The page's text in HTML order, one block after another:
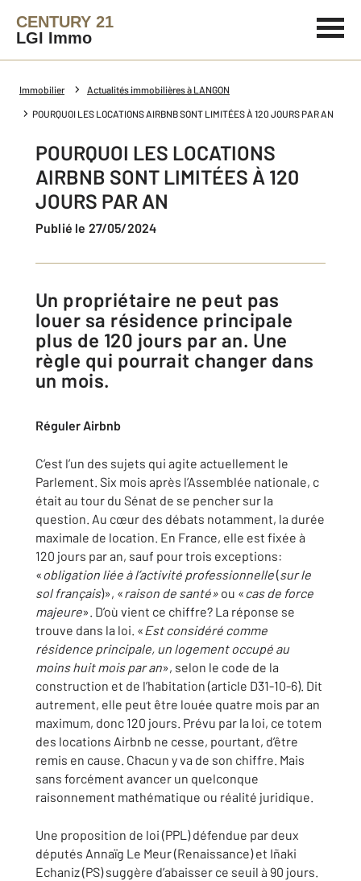
CENTURY 21
LGI Immo
Immobilier Actualités immobilières à LANGON
POURQUOI LES LOCATIONS AIRBNB SONT LIMITÉES À 120 JOURS PAR AN
POURQUOI LES LOCATIONS
AIRBNB SONT LIMITÉES À 120
JOURS PAR AN
Publié le 27/05/2024
Un propriétaire ne peut pas
louer sa résidence principale
plus de 120 jours par an. Une
règle qui pourrait changer dans
un mois.
Réguler Airbnb
C’est l’un des sujets qui agite actuellement le
Parlement. Six mois après l’Assemblée nationale, c
était au tour du Sénat de se pencher sur la
question. Au cœur des débats notamment, la durée
maximale de location. En France, elle est fixée à
120 jours par an, sauf pour trois exceptions:
«obligation liée à l’activité professionnelle(sur le
sol français)», «raison de santé» ou «cas de force
majeure». D’où vient ce chiffre? La réponse se
trouve dans la loi. «Est considéré comme
résidence principale, un logement occupé au
moins huit mois par an», selon le code de la
construction et de l’habitation (article D31-10-6). Dit
autrement, elle peut être louée quatre mois par an
maximum, donc 120 jours. Prévu par la loi, ce totem
des locations Airbnb ne cesse, pourtant, d’être
remis en cause. Chacun y va de son chiffre. Mais
sans forcément avancer un quelconque
raisonnement mathématique ou réalité juridique.
Une proposition de loi (PPL) défendue par deux
députés Annaïg Le Meur (Renaissance) et Iñaki
Echaniz (PS) suggère d’abaisser ce seuil à 90 jours.